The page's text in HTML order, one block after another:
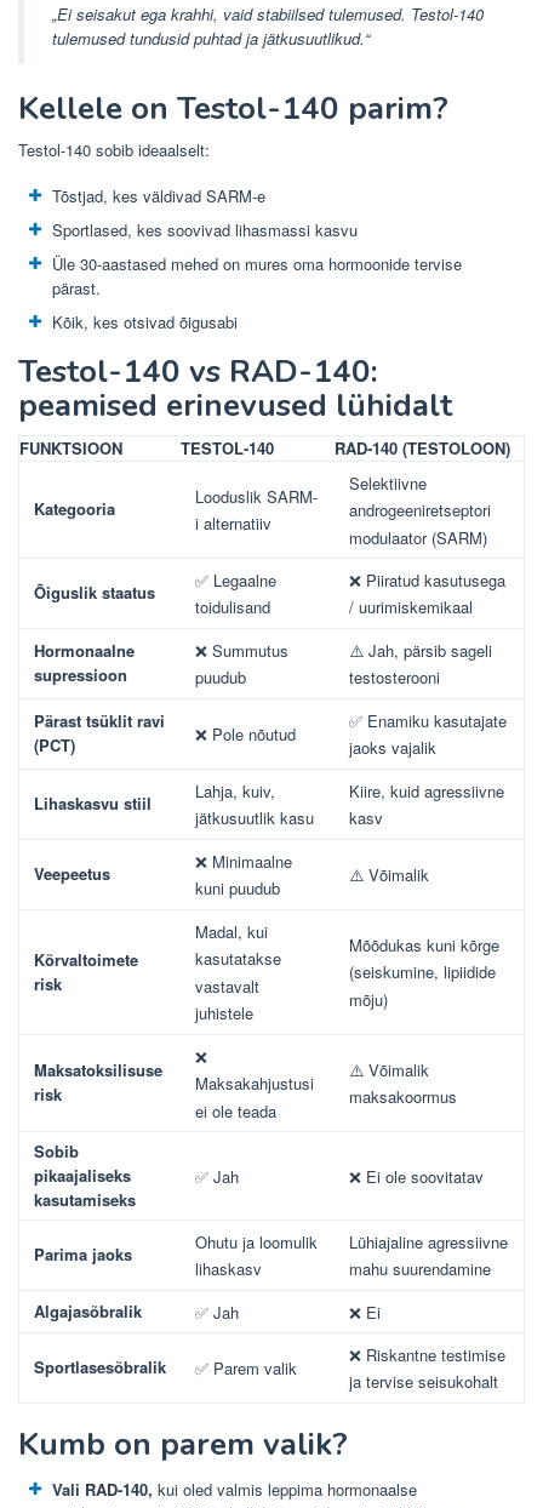
„Ei seisakut ega krahhi, vaid stabiilsed tulemused. Testol-140
tulemused tundusid puhtad ja jätkusuutlikud.“
Kellele on Testol-140 parim?
Testol-140 sobib ideaalselt:
Tõstjad, kes väldivad SARM-e
Sportlased, kes soovivad lihasmassi kasvu
Üle 30-aastased mehed on mures oma hormoonide tervise
pärast.
Kõik, kes otsivad õigusabi
Testol-140 vs RAD-140:
peamised erinevused lühidalt
FUNKTSIOON TESTOL-140 RAD-140 (TESTOLOON)
Kategooria
Looduslik SARM-
i alternatiiv
Selektiivne
androgeeniretseptori
modulaator (SARM)
Õiguslik staatus
✅ Legaalne
toidulisand
❌ Piiratud kasutusega
/ uurimiskemikaal
Hormonaalne
supressioon
❌ Summutus
puudub
⚠️ Jah, pärsib sageli
testosterooni
Pärast tsüklit ravi
(PCT)
❌ Pole nõutud
✅ Enamiku kasutajate
jaoks vajalik
Lihaskasvu stiil
Lahja, kuiv,
jätkusuutlik kasu
Kiire, kuid agressiivne
kasv
Veepeetus
❌ Minimaalne
kuni puudub
⚠️ Võimalik
Kõrvaltoimete
risk
Madal, kui
kasutatakse
vastavalt
juhistele
Mõõdukas kuni kõrge
(seiskumine, lipiidide
mõju)
Maksatoksilisuse
risk
❌
Maksakahjustusi
ei ole teada
⚠️ Võimalik
maksakoormus
Sobib
pikaajaliseks
kasutamiseks
✅ Jah ❌ Ei ole soovitatav
Parima jaoks
Ohutu ja loomulik
lihaskasv
Lühiajaline agressiivne
mahu suurendamine
Algajasõbralik
✅ Jah ❌ Ei
Sportlasesõbralik ✅ Parem valik
❌ Riskantne testimise
ja tervise seisukohalt
Kumb on parem valik?
Vali RAD-140, kui oled valmis leppima hormonaalse